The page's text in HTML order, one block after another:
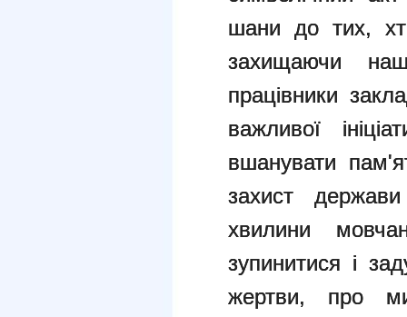
шани до тих,
захищаючи
працівники
важливої
вшанувати
захист
хвилини
зупинитися і
жертви, про